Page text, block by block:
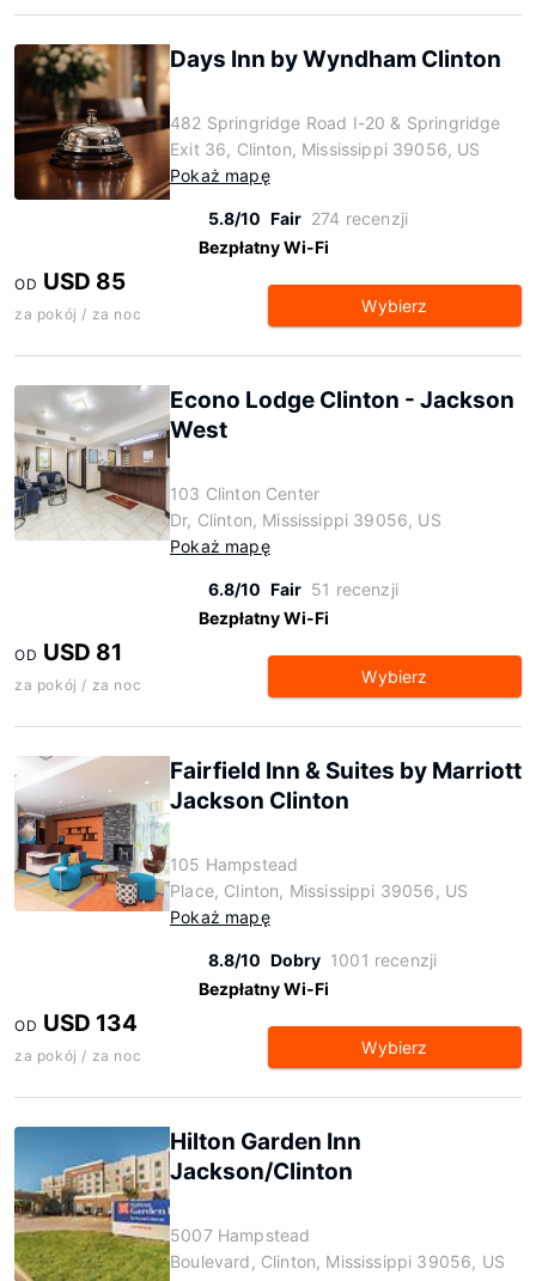
Days Inn by Wyndham Clinton
482 Springridge Road I-20 & Springridge
Exit 36, Clinton, Mississippi 39056, US
Pokaż mapę
5.8/10 Fair 274 recenzji
Bezpłatny Wi-Fi
OD USD 85
za pokój / za noc Wybierz
Econo Lodge Clinton - Jackson
West
103 Clinton Center
Dr, Clinton, Mississippi 39056, US
Pokaż mapę
6.8/10 Fair 51 recenzji
Bezpłatny Wi-Fi
OD USD 81
za pokój / za noc Wybierz
Fairfield Inn & Suites by Marriott
Jackson Clinton
105 Hampstead
Place, Clinton, Mississippi 39056, US
Pokaż mapę
8.8/10 Dobry 1001 recenzji
Bezpłatny Wi-Fi
OD USD 134
za pokój / za noc Wybierz
Hilton Garden Inn
Jackson/Clinton
5007 Hampstead
Boulevard, Clinton, Mississippi 39056, US